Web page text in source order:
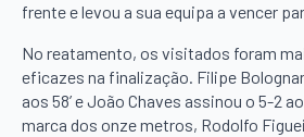
frente e levou a sua equipa a vencer
No reatamento, os visitados foram
eficazes na finalização. Filipe
aos 58’ e João Chaves assinou o 5-2
marca dos onze metros, Rodolfo